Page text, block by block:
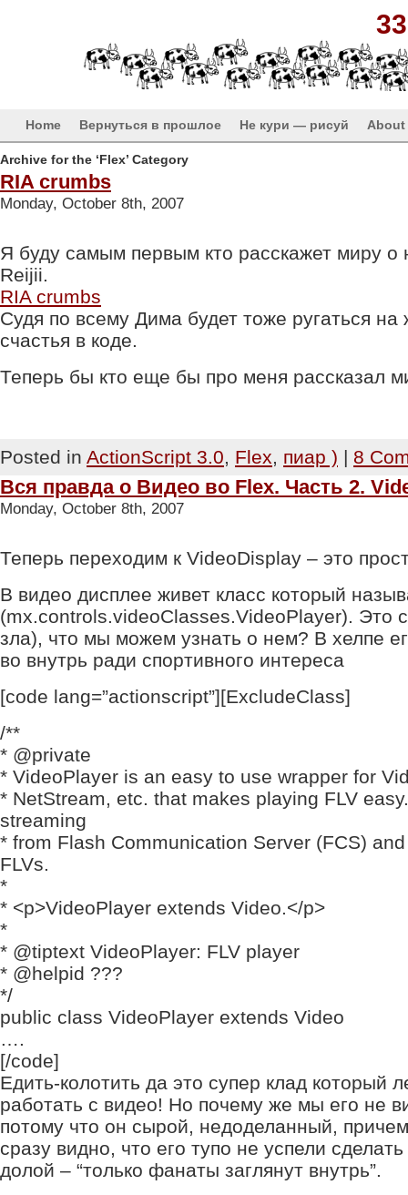
Home Вернуться в прошлое Не кури — рисуй About
Archive for the ‘Flex’ Category
RIA crumbs
Monday, October 8th, 2007
Я буду самым первым кто расскажет миру о
Reijii.
RIA crumbs
Судя по всему Дима будет тоже ругаться на
счастья в коде.
Теперь бы кто еще бы про меня рассказал
Posted in ActionScript 3.0, Flex, пиар ) | 8
Вся правда о Видео во Flex. Часть 2.
Monday, October 8th, 2007
Теперь переходим к VideoDisplay – это
В видео дисплее живет класс который
(mx.controls.videoClasses.VideoPlayer). Это
зла), что мы можем узнать о нем? В хелпе
во внутрь ради спортивного интереса
[code lang=”actionscript”][ExcludeClass]
/**
* @private
* VideoPlayer is an easy to use wrapper for
* NetStream, etc. that makes playing FLV
streaming
* from Flash Communication Server (FCS)
FLVs.
*
* <p>VideoPlayer extends Video.</p>
*
* @tiptext VideoPlayer: FLV player
* @helpid ???
*/
public class VideoPlayer extends Video
….
[/code]
Едить-колотить да это супер клад который
работать с видео! Но почему же мы его не
потому что он сырой, недоделанный,
сразу видно, что его тупо не успели
долой – “только фанаты заглянут внутрь”.